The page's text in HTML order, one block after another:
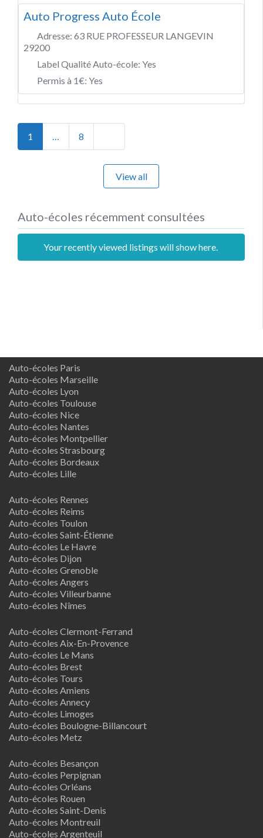
Auto Progress Auto École
Adresse: 63 RUE PROFESSEUR LANGEVIN
29200
Label Qualité Auto-école: Yes
Permis à 1€: Yes
Posts navigation
1 8
View all
Auto-écoles récemment consultées
Your recently viewed listings will show here.
Auto-écoles Paris
Auto-écoles Marseille
Auto-écoles Lyon
Auto-écoles Toulouse
Auto-écoles Nice
Auto-écoles Nantes
Auto-écoles Montpellier
Auto-écoles Strasbourg
Auto-écoles Bordeaux
Auto-écoles Lille
Auto-écoles Rennes
Auto-écoles Reims
Auto-écoles Toulon
Auto-écoles Saint-Étienne
Auto-écoles Le Havre
Auto-écoles Dijon
Auto-écoles Grenoble
Auto-écoles Angers
Auto-écoles Villeurbanne
Auto-écoles Nîmes
Auto-écoles Clermont-Ferrand
Auto-écoles Aix-En-Provence
Auto-écoles Le Mans
Auto-écoles Brest
Auto-écoles Tours
Auto-écoles Amiens
Auto-écoles Annecy
Auto-écoles Limoges
Auto-écoles Boulogne-Billancourt
Auto-écoles Metz
Auto-écoles Besançon
Auto-écoles Perpignan
Auto-écoles Orléans
Auto-écoles Rouen
Auto-écoles Saint-Denis
Auto-écoles Montreuil
Auto-écoles Argenteuil